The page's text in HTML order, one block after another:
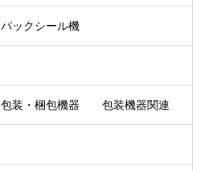
パックシール機
包装・梱包機器 包装機器関連